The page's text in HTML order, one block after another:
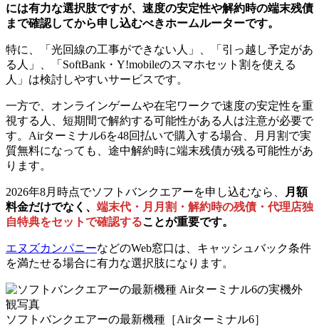
には有力な選択肢ですが、速度の安定性や解約時の端末残債
まで確認してから申し込むべきホームルーターです。
特に、「光回線の工事ができない人」、「引っ越し予定があ
る人」、「SoftBank・Y!mobileのスマホセット割を使える
人」は検討しやすいサービスです。
一方で、オンラインゲームや在宅ワークで速度の安定性を重
視する人、短期間で解約する可能性がある人は注意が必要で
す。Airターミナル6を48回払いで購入する場合、月月割で実
質無料になっても、途中解約時に端末残債が残る可能性があ
ります。
2026年8月時点でソフトバンクエアーを申し込むなら、
月額
料金だけでなく、 端末代・月月割・解約時の残債・代理店独
自特典をセットで確認することが重要です。
エヌズカンパニーなどのWeb窓口は、キャッシュバック条件
を満たせる場合に有力な選択肢になります。
ソフトバンクエアーの最新機種［Airターミナル6］